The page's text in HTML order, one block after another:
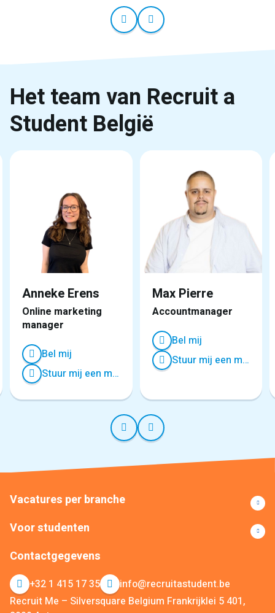
Het team van Recruit a
Student België
Anneke Erens
Online marketing
manager
Bel mij
Stuur mij een mailtje
Max Pierre
Accountmanager
Bel mij
Stuur mij een mailtje
Vacatures per branche
Voor studenten
Contactgegevens
+32 1 415 17 35
info@recruitastudent.be
Recruit Me – Silversquare Belgium Frankrijklei 5 401,